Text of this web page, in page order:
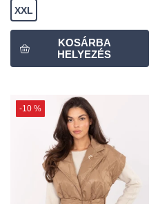
XXL
-10 %